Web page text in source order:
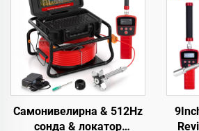
Самонивелирна & 512Hz
сонда & локатор